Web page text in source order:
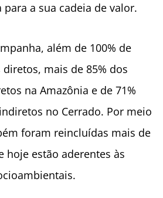
a sua cadeia de valor.
além de 100% de
mais de 85% dos
na Amazônia e de 71%
no Cerrado. Por meio
foram reincluídas mais de
hoje estão aderentes às